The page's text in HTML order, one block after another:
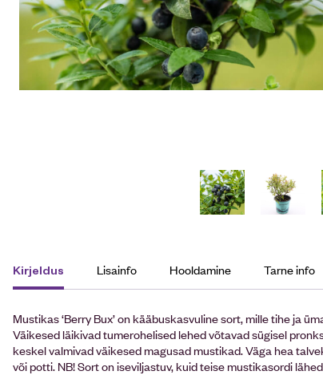
Kirjeldus Lisainfo Hooldamine Tarne info
Mustikas ‘Berry Bux’ on kääbuskasvuline sort, mille tihe ja
Väikesed läikivad tumerohelised lehed võtavad sügisel
keskel valmivad väikesed magusad mustikad. Väga hea
või potti. NB! Sort on iseviljastuv, kuid teise mustikasordi